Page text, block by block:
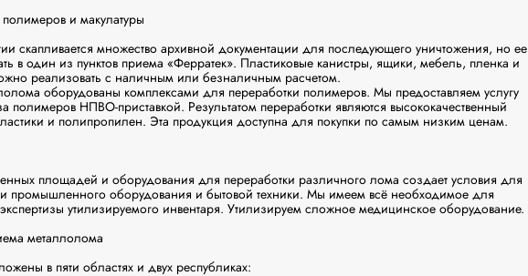
и макулатуры
скапливается множество архивной документации для последующего уничтожения, но ее
в один из пунктов приема «Ферратек». Пластиковые канистры, ящики, мебель, пленка и
реализовать с наличным или безналичным расчетом.
оборудованы комплексами для переработки полимеров. Мы предоставляем услугу
полимеров НПВО-приставкой. Результатом переработки являются высококачественный
и полипропилен. Эта продукция доступна для покупки по самым низким ценам.
площадей и оборудования для переработки различного лома создает условия для
промышленного оборудования и бытовой техники. Мы имеем всё необходимое для
утилизируемого инвентаря. Утилизируем сложное медицинское оборудование.
металлолома
в пяти областях и двух республиках: